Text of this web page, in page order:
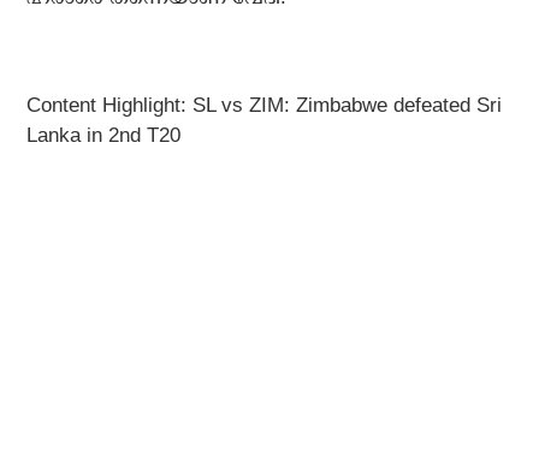
Content Highlight: SL vs ZIM: Zimbabwe defeated Sri
Lanka in 2nd T20